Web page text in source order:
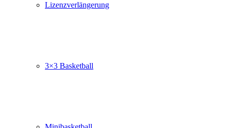
Lizenzverlängerung
3×3 Basketball